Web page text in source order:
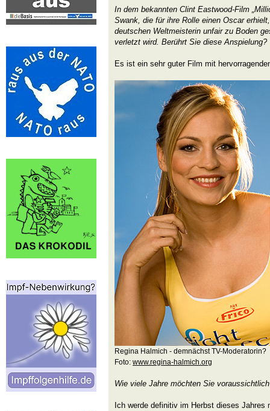
In dem bekannten Clint Eastwood-Film
Swank, die für ihre Rolle einen Oscar
deutschen Weltmeisterin unfair zu Boden
verletzt wird. Berührt Sie diese Anspielung?
Es ist ein sehr guter Film mit
Regina Halmich - demnächst TV-Moderatorin?
Foto: www.regina-halmich.org
Wie viele Jahre möchten Sie
Ich werde definitiv im Herbst dieses